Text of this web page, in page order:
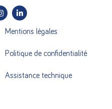
Mentions légales
Politique de confidentialité
Assistance technique